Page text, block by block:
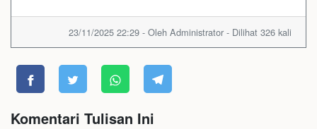
23/11/2025 22:29 - Oleh Administrator - Dilihat 326 kali
Komentari Tulisan Ini